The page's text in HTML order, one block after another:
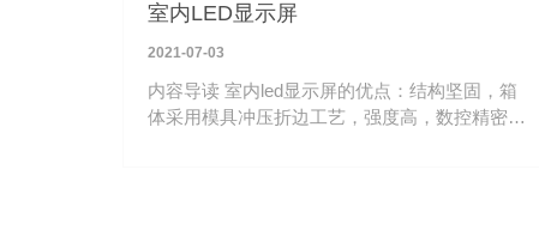
室内LED显示屏
2021-07-03
内容导读 室内led显示屏的优点：结构坚固，箱
体采用模具冲压折边工艺，强度高，数控精密加